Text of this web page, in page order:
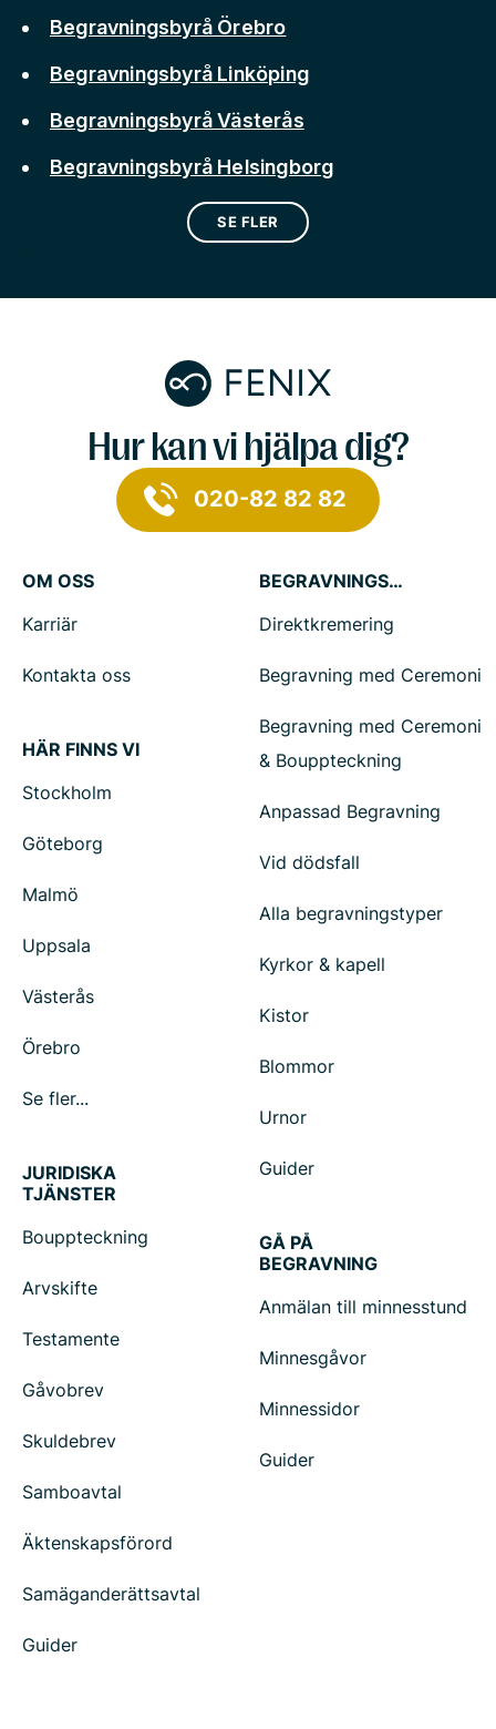
Begravningsbyrå Örebro
Begravningsbyrå Linköping
Begravningsbyrå Västerås
Begravningsbyrå Helsingborg
SE FLER
Hur kan vi hjälpa dig?
020-82 82 82
OM OSS
Karriär
Kontakta oss
HÄR FINNS VI
Stockholm
Göteborg
Malmö
Uppsala
Västerås
Örebro
Se fler...
BEGRAVNINGSTJÄNSTER
Direktkremering
Begravning med Ceremoni
Begravning med Ceremoni
& Bouppteckning
Anpassad Begravning
Vid dödsfall
Alla begravningstyper
Kyrkor & kapell
Kistor
Blommor
Urnor
Guider
JURIDISKA
TJÄNSTER
Bouppteckning
Arvskifte
Testamente
Gåvobrev
Skuldebrev
Samboavtal
Äktenskapsförord
Samäganderättsavtal
Guider
GÅ PÅ
BEGRAVNING
Anmälan till minnesstund
Minnesgåvor
Minnessidor
Guider